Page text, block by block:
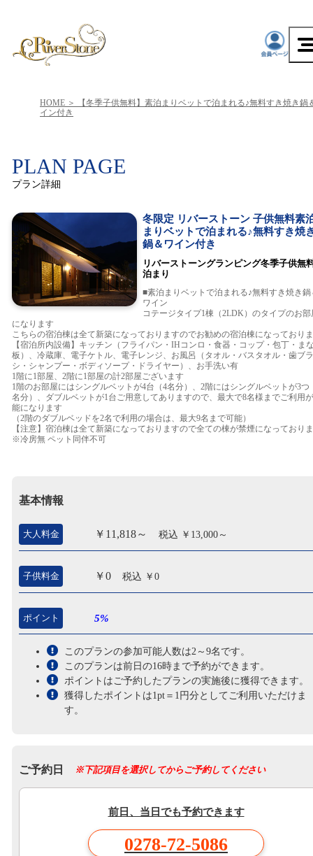
HOME
【冬季子供無料】素泊まりベットで泊まれる♪無料すき焼き鍋
イン付き
PLAN PAGE
プラン詳細
冬限定 リバーストーン 子供無料素
まりベットで泊まれる♪無料すき焼
鍋＆ワイン付き
リバーストーングランピング冬季子供無
泊まり
■素泊まりベットで泊まれる♪無料すき焼き鍋
ワイン
コテージタイプ1棟（2LDK）のタイプのお部
になります
こちらの宿泊棟は全て新築になっておりますのでお勧めの宿泊棟になっており
【宿泊所内設備】キッチン（フライパン・IHコンロ・食器・コップ・包丁・ま
板）、冷蔵庫、電子ケトル、電子レンジ、お風呂（タオル・バスタオル・歯ブラ
シ・シャンプー・ボディソープ・ドライヤー）、お手洗い有
1階に1部屋、2階に1部屋の計2部屋ございます
1階のお部屋にはシングルベットが4台（4名分）、2階にはシングルベットが3つ
名分）、ダブルベットが1台ご用意してありますので、最大で8名様までご利用
能になります
（2階のダブルベッドを2名で利用の場合は、最大9名まで可能）
【注意】宿泊棟は全て新築になっておりますので全ての棟が禁煙になっており
※冷房無 ペット同伴不可
基本情報
大人料金 ￥11,818～ 税込 ￥13,000～
子供料金 ￥0 税込 ￥0
ポイント 5%
このプランの参加可能人数は2～9名です。
このプランは前日の16時まで予約ができます。
ポイントはご予約したプランの実施後に獲得できます。
獲得したポイントは1pt＝1円分としてご利用いただけま
す。
ご予約日 ※下記項目を選択してからご予約してください
前日、当日でも予約できます
0278-72-5086